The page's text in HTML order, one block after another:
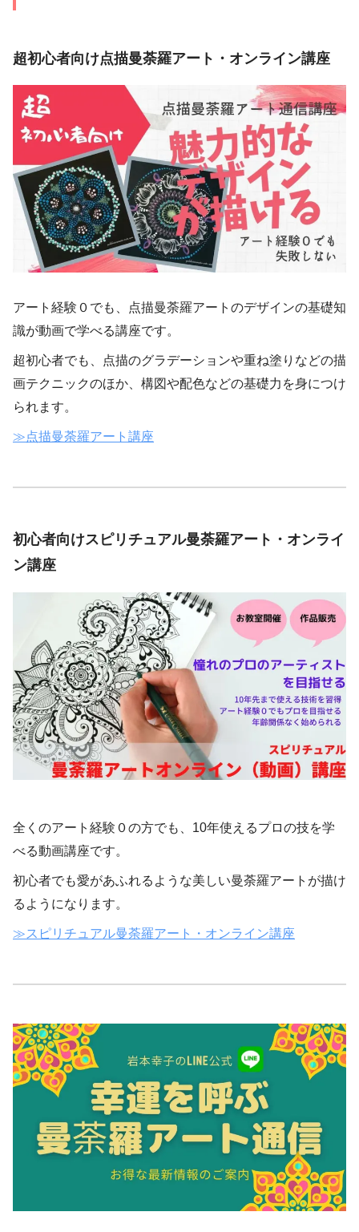
超初心者向け点描曼荼羅アート・オンライン講座
アート経験０でも、点描曼荼羅アートのデザインの基礎知
識が動画で学べる講座です。
超初心者でも、点描のグラデーションや重ね塗りなどの描
画テクニックのほか、構図や配色などの基礎力を身につけ
られます。
≫点描曼荼羅アート講座
初心者向けスピリチュアル曼荼羅アート・オンライ
ン講座
全くのアート経験０の方でも、10年使えるプロの技を学
べる動画講座です。
初心者でも愛があふれるような美しい曼荼羅アートが描け
るようになります。
≫スピリチュアル曼荼羅アート・オンライン講座